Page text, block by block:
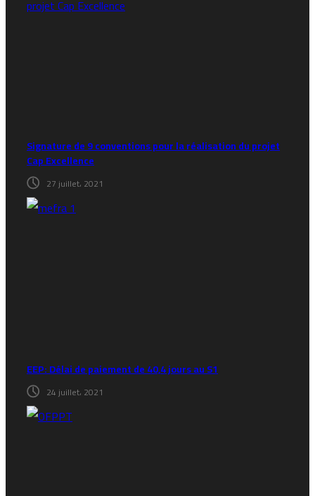
Signature de 9 conventions pour la réalisation du projet
Cap Excellence
27 juillet، 2021
EEP: Délai de paiement de 40,4 jours au S1
24 juillet، 2021